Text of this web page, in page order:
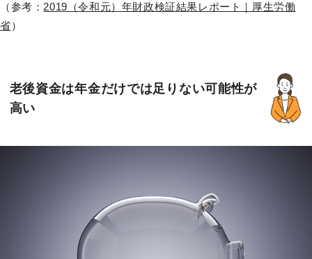
（参考： 2019（令和元）年財政検証結果レポート｜厚生労働
省）
老後資金は年金だけでは足りない可能性が
高い